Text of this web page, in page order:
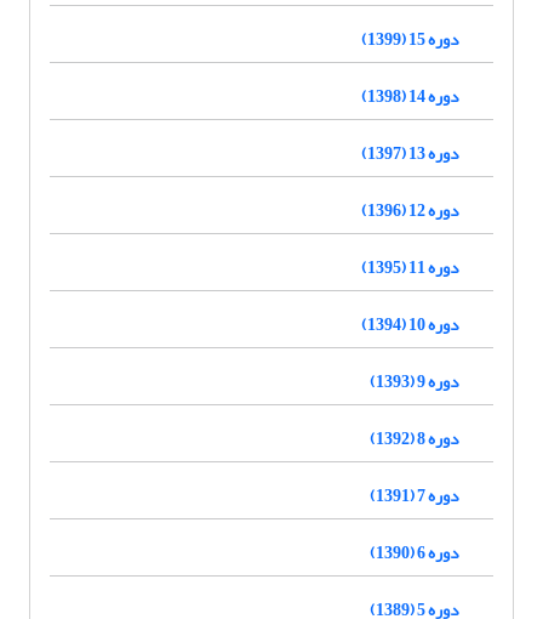
دوره 15 (1399)
دوره 14 (1398)
دوره 13 (1397)
دوره 12 (1396)
دوره 11 (1395)
دوره 10 (1394)
دوره 9 (1393)
دوره 8 (1392)
دوره 7 (1391)
دوره 6 (1390)
دوره 5 (1389)